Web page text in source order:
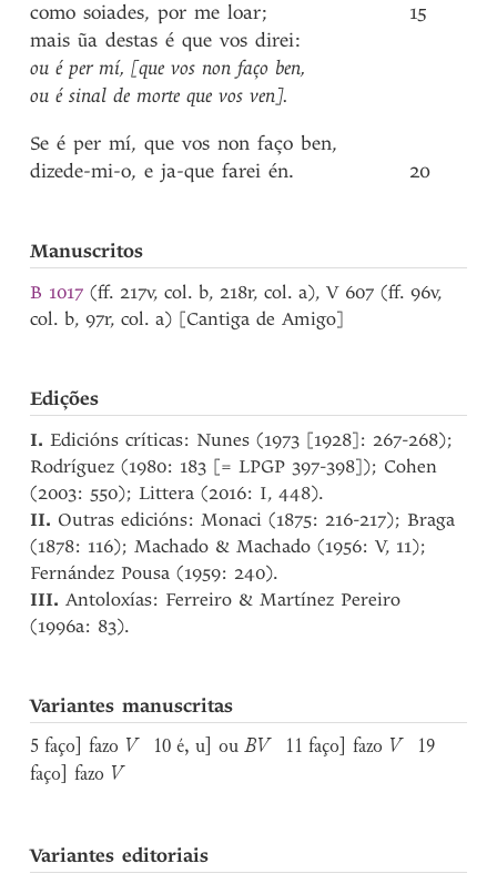
como soiades, por me loar;
mais ũa destas é que vos direi:
ou é per mí, [que vos non faço ben,
ou é sinal de morte que vos ven].
Se é per mí, que vos non faço ben,
dizede-mi-o, e ja-que farei én.
15
20
Manuscritos
B 1017 (ff. 217v, col. b, 218r, col. a), V 607 (ff. 96v,
col. b, 97r, col. a) [Cantiga de Amigo]
Edições
I.Edicións críticas: Nunes (1973 [1928]: 267-268);
Rodríguez (1980: 183 [= LPGP 397-398]); Cohen
(2003: 550); Littera (2016: I, 448).
II. Outras edicións: Monaci (1875: 216-217); Braga
(1878: 116); Machado & Machado (1956: V, 11);
Fernández Pousa (1959: 240).
III.Antoloxías: Ferreiro & Martínez Pereiro
(1996a: 83).
Variantes manuscritas
5 faço] fazo V 10 é, u] ouBV 11 faço] fazo V 19
faço] fazo V
Variantes editoriais